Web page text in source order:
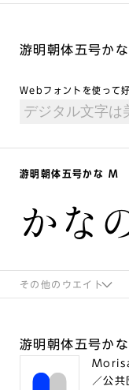
游明朝体五号か
Webフォントを使って
游明朝体五号かな M
かな
その他のウエイト
游明朝体五号か
／公共